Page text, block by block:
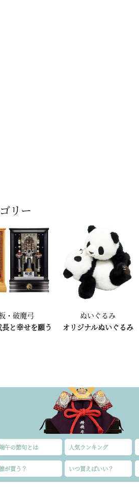
リー
・破魔弓
と幸せを願う
ぬいぐるみ
オリジナルぬいぐるみ
午の節句とは 人気ランキング
が買う？ いつ買えばいい？